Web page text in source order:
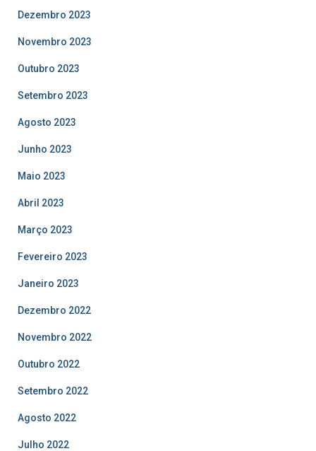
Dezembro 2023
Novembro 2023
Outubro 2023
Setembro 2023
Agosto 2023
Junho 2023
Maio 2023
Abril 2023
Março 2023
Fevereiro 2023
Janeiro 2023
Dezembro 2022
Novembro 2022
Outubro 2022
Setembro 2022
Agosto 2022
Julho 2022